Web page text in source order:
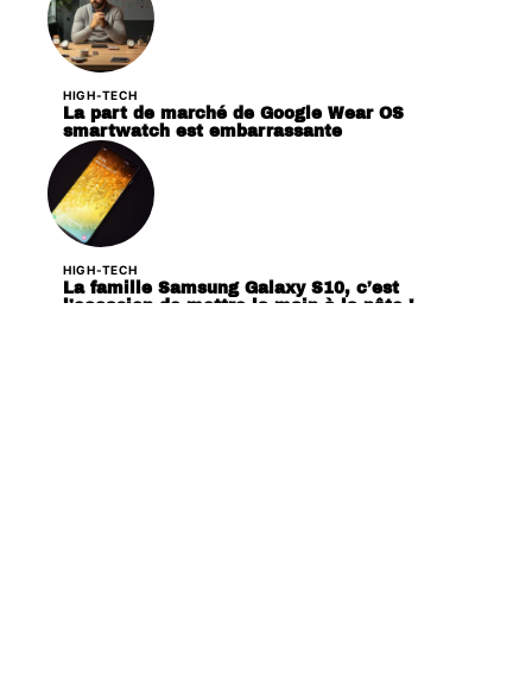
HIGH-TECH
La part de marché de Google Wear OS
smartwatch est embarrassante
HIGH-TECH
La famille Samsung Galaxy S10, c’est
l’occasion de mettre la main à la pâte !